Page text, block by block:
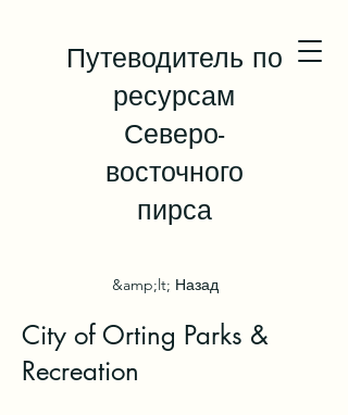
Путеводитель по
ресурсам
Северо-
восточного
пирса
&amp;lt; Назад
City of Orting Parks &
Recreation